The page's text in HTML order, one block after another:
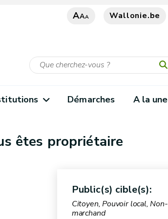
AAA Wallonie.be
Démarches A la une
êtes propriétaire
Public(s) cible(s):
Citoyen, Pouvoir local, Non-
marchand